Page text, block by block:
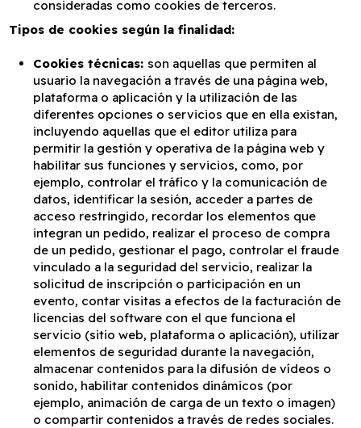
consideradas como cookies de terceros.
Tipos de cookies según la finalidad:
Cookies técnicas: son aquellas que permiten al
usuario la navegación a través de una página web,
plataforma o aplicación y la utilización de las
diferentes opciones o servicios que en ella existan,
incluyendo aquellas que el editor utiliza para
permitir la gestión y operativa de la página web y
habilitar sus funciones y servicios, como, por
ejemplo, controlar el tráfico y la comunicación de
datos, identificar la sesión, acceder a partes de
acceso restringido, recordar los elementos que
integran un pedido, realizar el proceso de compra
de un pedido, gestionar el pago, controlar el fraude
vinculado a la seguridad del servicio, realizar la
solicitud de inscripción o participación en un
evento, contar visitas a efectos de la facturación de
licencias del software con el que funciona el
servicio (sitio web, plataforma o aplicación), utilizar
elementos de seguridad durante la navegación,
almacenar contenidos para la difusión de vídeos o
sonido, habilitar contenidos dinámicos (por
ejemplo, animación de carga de un texto o imagen)
o compartir contenidos a través de redes sociales.